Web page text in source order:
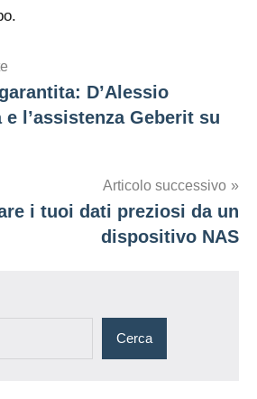
D’Alessio
l’assistenza Geberit su
Articolo successivo
i tuoi dati preziosi da un
dispositivo NAS
Cerca